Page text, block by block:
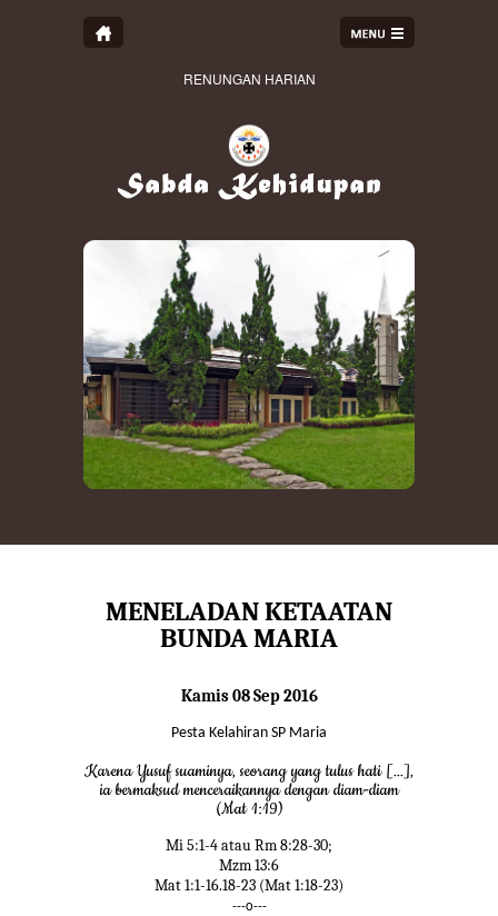
RENUNGAN HARIAN
MENELADAN KETAATAN
BUNDA MARIA
Kamis 08 Sep 2016
Pesta Kelahiran SP Maria
Karena Yusuf suaminya, seorang yang tulus hati [...],
ia bermaksud menceraikannya dengan diam-diam
(Mat 1:19)
Mi 5:1-4 atau Rm 8:28-30;
Mzm 13:6
Mat 1:1-16.18-23 (Mat 1:18-23)
---o---